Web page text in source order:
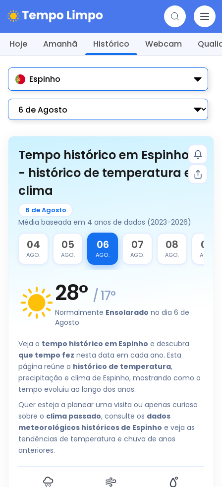
Hoje Amanhã Histórico Webcam
Espinho
Tempo histórico em Espinho
- histórico de temperatura e
clima
6 de Agosto
Média baseada em 4 anos de dados (2023-2026)
04
AGO.
05
AGO.
06
AGO.
07
AGO.
08
AGO.
09
AGO.
28° / 17°
Normalmente Ensolarado no dia 6 de
Agosto
Veja o tempo histórico em Espinho e descubra
que tempo fez nesta data em cada ano. Esta
página reúne o histórico de temperatura,
precipitação e clima de Espinho, mostrando como o
tempo evoluiu ao longo dos anos.
Quer esteja a planear uma visita ou apenas curioso
sobre o clima passado, consulte os dados
meteorológicos históricos de Espinho e veja as
tendências de temperatura e chuva de anos
anteriores.